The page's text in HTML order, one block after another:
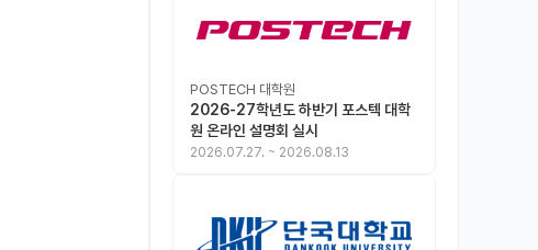
POSTECH 대학원
2026-27학년도 하반기 포스텍 대학
원 온라인 설명회 실시
2026.07.27. ~ 2026.08.13